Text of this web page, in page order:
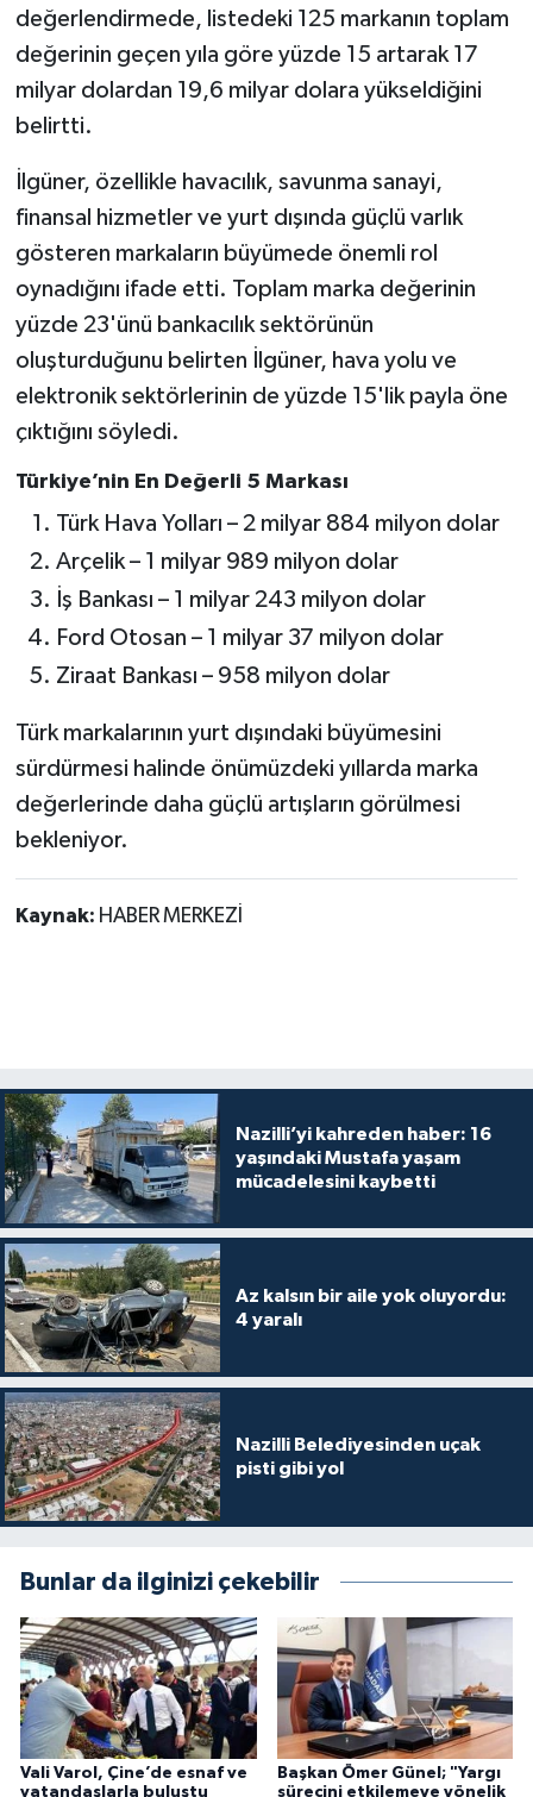
değerlendirmede, listedeki 125 markanın toplam
değerinin geçen yıla göre yüzde 15 artarak 17
milyar dolardan 19,6 milyar dolara yükseldiğini
belirtti.
İlgüner, özellikle havacılık, savunma sanayi,
finansal hizmetler ve yurt dışında güçlü varlık
gösteren markaların büyümede önemli rol
oynadığını ifade etti. Toplam marka değerinin
yüzde 23'ünü bankacılık sektörünün
oluşturduğunu belirten İlgüner, hava yolu ve
elektronik sektörlerinin de yüzde 15'lik payla öne
çıktığını söyledi.
Türkiye’nin En Değerli 5 Markası
Türk Hava Yolları – 2 milyar 884 milyon dolar
Arçelik – 1 milyar 989 milyon dolar
İş Bankası – 1 milyar 243 milyon dolar
Ford Otosan – 1 milyar 37 milyon dolar
Ziraat Bankası – 958 milyon dolar
Türk markalarının yurt dışındaki büyümesini
sürdürmesi halinde önümüzdeki yıllarda marka
değerlerinde daha güçlü artışların görülmesi
bekleniyor.
Kaynak: HABER MERKEZİ
Nazilli’yi kahreden haber: 16
yaşındaki Mustafa yaşam
mücadelesini kaybetti
Az kalsın bir aile yok oluyordu:
4 yaralı
Nazilli Belediyesinden uçak
pisti gibi yol
Bunlar da ilginizi çekebilir
Vali Varol, Çine’de esnaf ve
vatandaşlarla buluştu
Başkan Ömer Günel; "Yargı
sürecini etkilemeye yönelik